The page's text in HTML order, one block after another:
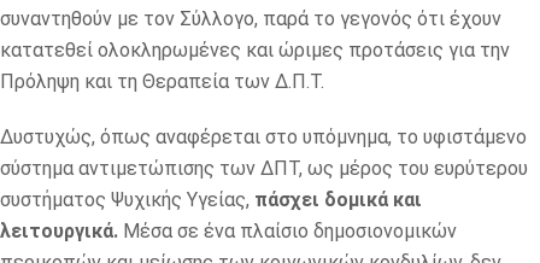
συναντηθούν με τον Σύλλογο, παρά το γεγονός ότι έχουν
κατατεθεί ολοκληρωμένες και ώριμες προτάσεις για την
Πρόληψη και τη Θεραπεία των Δ.Π.Τ.
Δυστυχώς, όπως αναφέρεται στο υπόμνημα, το υφιστάμενο
σύστημα αντιμετώπισης των ΔΠΤ, ως μέρος του ευρύτερου
συστήματος Ψυχικής Υγείας, πάσχει δομικά και
λειτουργικά. Μέσα σε ένα πλαίσιο δημοσιονομικών